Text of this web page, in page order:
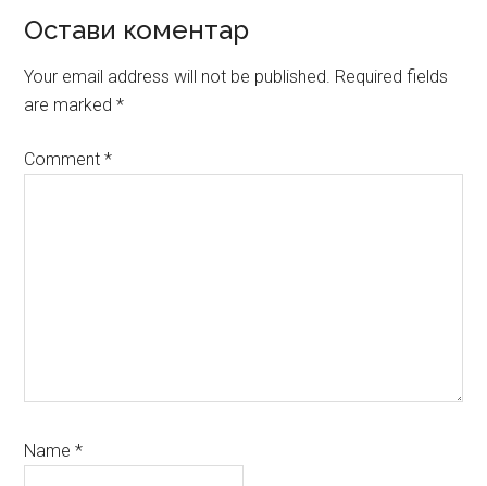
Reader
Interactions
Остави коментар
Your email address will not be published. Required fields
are marked*
Comment*
Name*